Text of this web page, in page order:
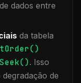
dados entre
da tabela
. Isso
de